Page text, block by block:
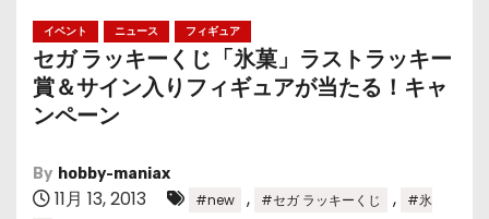
イベント ニュース フィギュア
セガ ラッキーくじ「氷菓」ラストラッキー
賞＆サイン入りフィギュアが当たる！キャ
ンペーン
By hobby-maniax
11月 13, 2013 #new , #セガ ラッキーくじ ,
#氷